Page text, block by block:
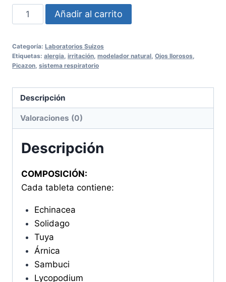
ALERSIL
20
cantidad
Añadir al carrito
Categoría: Laboratorios Suizos
Etiquetas: alergia irritación modelador natural Ojos llorosos
Picazon sistema respiratorio
Descripción
Valoraciones (0)
Descripción
COMPOSICIÓN:
Cada tableta contiene:
Echinacea
Solidago
Tuya
Árnica
Sambuci
Lycopodium